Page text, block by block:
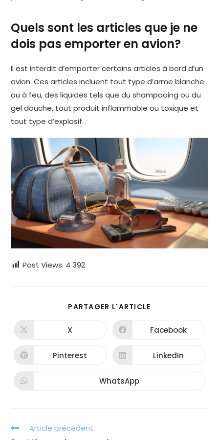
Quels sont les articles que je ne
dois pas emporter en avion?
Il est interdit d’emporter certains articles à bord d’un
avion. Ces articles incluent tout type d’arme blanche
ou à feu, des liquides tels que du shampooing ou du
gel douche, tout produit inflammable ou toxique et
tout type d’explosif.
Post Views: 4 392
PARTAGER L'ARTICLE
CONTENU
Ouvrir
autre
fenêtre
X Ouvrir
autre
fenêtre
Facebook
Ouvrir
Pinterest Ouvrir
LinkedIn
Ouvrir
WhatsApp
Read
more
Article précédent